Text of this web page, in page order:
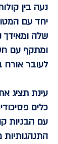
נעה בין
יחד עם
שלה ומאידך
ומתקף עם
לעובר אורח
עינת תציג
כלים
עם הבניות